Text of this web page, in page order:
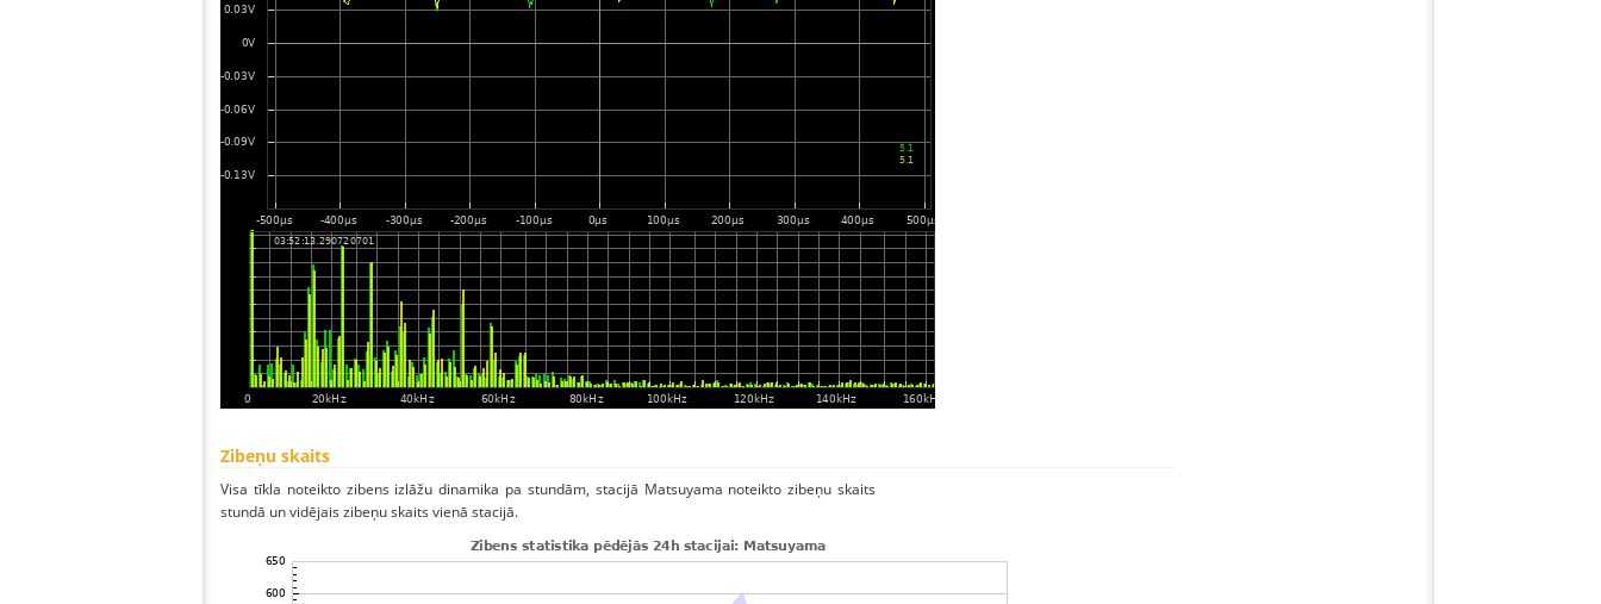
Zibeņu skaits
Visa tīkla noteikto zibens izlāžu dinamika pa stundām, stacijā Matsuyama noteikto zibeņu skaits
stundā un vidējais zibeņu skaits vienā stacijā.